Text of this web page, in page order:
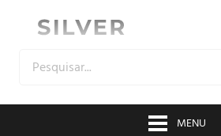
MENU